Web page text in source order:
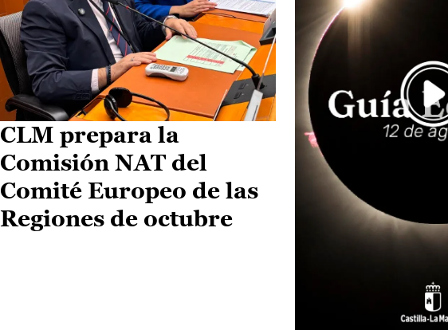
CLM prepara la
Comisión NAT del
Comité Europeo de las
Regiones de octubre